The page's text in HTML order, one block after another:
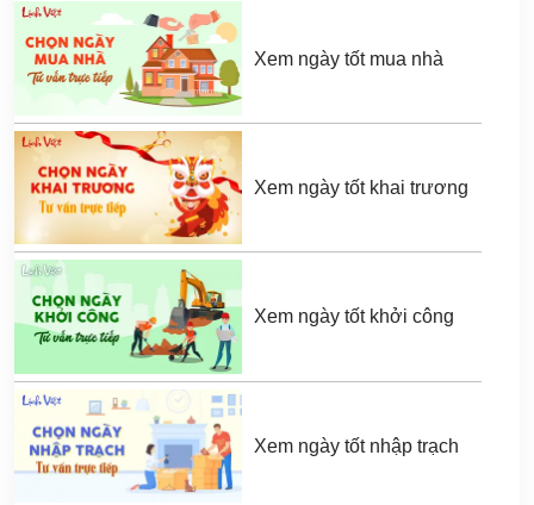
Xem ngày tốt mua nhà
Xem ngày tốt khai trương
Xem ngày tốt khởi công
Xem ngày tốt nhập trạch